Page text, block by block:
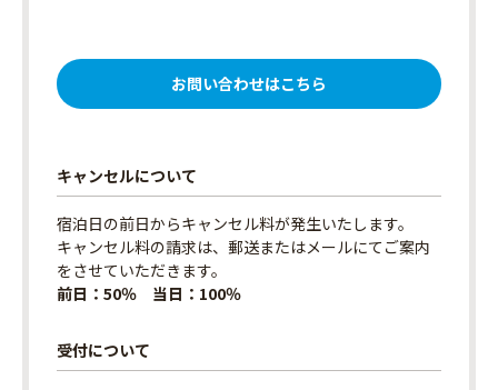
お問い合わせはこちら
キャンセルについて
宿泊日の前日からキャンセル料が発生いたします。
キャンセル料の請求は、郵送またはメールにてご案内
をさせていただきます。
前日：50％ 当日：100％
受付について